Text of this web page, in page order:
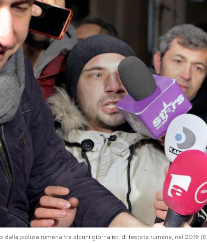
calcio 2026
dalla polizia rumena tra alcuni giornalisti di testate rumene, nel 2019